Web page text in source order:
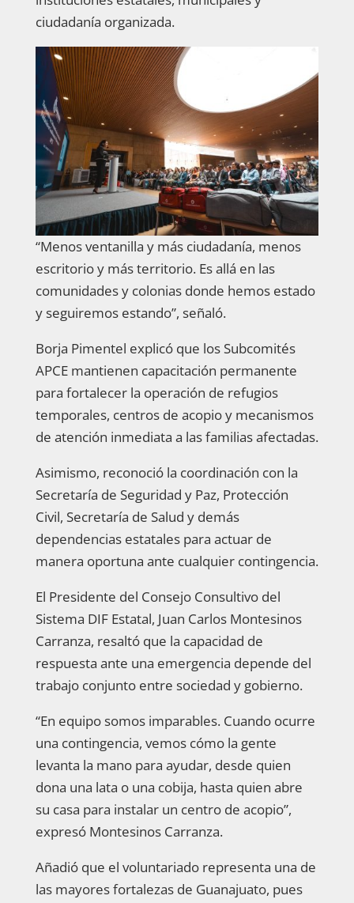
ciudadanía organizada.
“Menos ventanilla y más ciudadanía, menos
escritorio y más territorio. Es allá en las
comunidades y colonias donde hemos estado
y seguiremos estando”, señaló.
Borja Pimentel explicó que los Subcomités
APCE mantienen capacitación permanente
para fortalecer la operación de refugios
temporales, centros de acopio y mecanismos
de atención inmediata a las familias afectadas.
Asimismo, reconoció la coordinación con la
Secretaría de Seguridad y Paz, Protección
Civil, Secretaría de Salud y demás
dependencias estatales para actuar de
manera oportuna ante cualquier contingencia.
El Presidente del Consejo Consultivo del
Sistema DIF Estatal, Juan Carlos Montesinos
Carranza, resaltó que la capacidad de
respuesta ante una emergencia depende del
trabajo conjunto entre sociedad y gobierno.
“En equipo somos imparables. Cuando ocurre
una contingencia, vemos cómo la gente
levanta la mano para ayudar, desde quien
dona una lata o una cobija, hasta quien abre
su casa para instalar un centro de acopio”,
expresó Montesinos Carranza.
Añadió que el voluntariado representa una de
las mayores fortalezas de Guanajuato, pues